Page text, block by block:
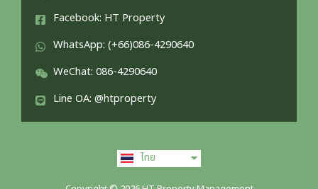
Facebook: HT Property
WhatsApp: (+66)086-4290640
WeChat: 086-4290640
Line OA: @htproperty
ไทย
中文 (中国)